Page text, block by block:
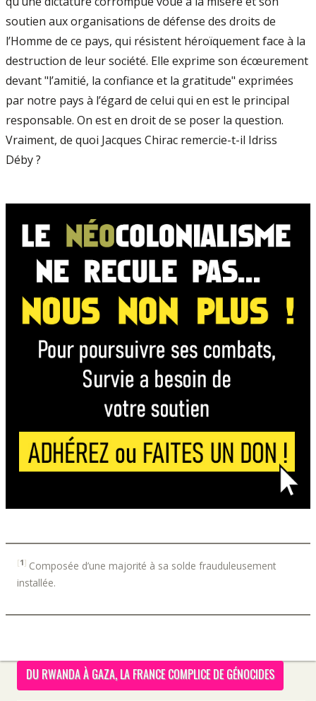
soutien aux organisations de défense des droits de
l’Homme de ce pays, qui résistent héroïquement face à la
destruction de leur société. Elle exprime son écœurement
devant "l’amitié, la confiance et la gratitude" exprimées
par notre pays à l’égard de celui qui en est le principal
responsable. On est en droit de se poser la question.
Vraiment, de quoi Jacques Chirac remercie-t-il Idriss
Déby ?
[1] Composée d’une majorité à sa solde frauduleusement
installée.
DU RWANDA À GAZA, LA FRANCE COMPLICE DE GÉNOCIDES